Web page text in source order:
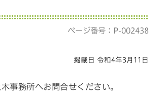
ページ番号：P-002438
掲載日 令和4年3月11日
事務所へお問合せください。